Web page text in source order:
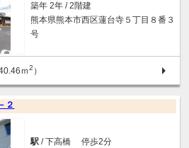
築年 2年 / 2階建
熊本県熊本市西区蓮台寺５丁目８番３
号
ｍ2 ）
２
駅 / 下高橋 停歩2分